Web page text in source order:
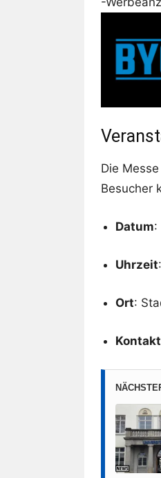
Die
Besucher
Datum:
Uhrzeit
Ort:
Kontakt